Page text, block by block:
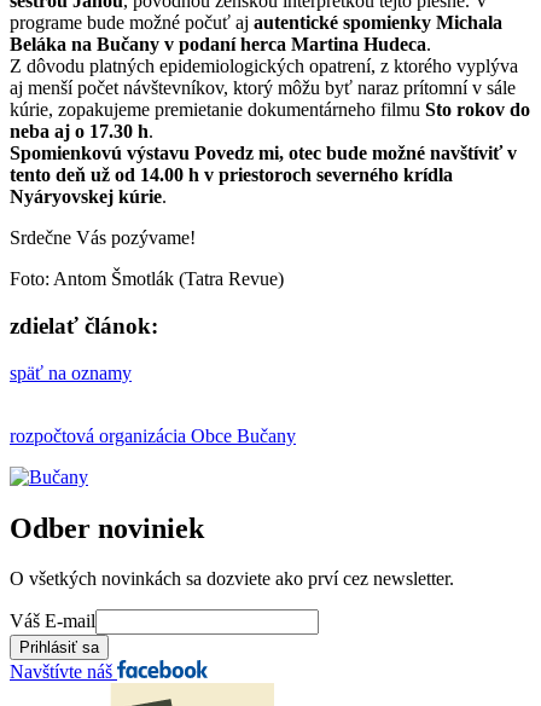
programe bude možné počuť aj autentické spomienky Michala
Beláka na Bučany v podaní herca Martina Hudeca.
Z dôvodu platných epidemiologických opatrení, z ktorého vyplýva
aj menší počet návštevníkov, ktorý môžu byť naraz prítomní v sále
kúrie, zopakujeme premietanie dokumentárneho filmu Sto rokov do
neba aj o 17.30 h.
Spomienkovú výstavu Povedz mi, otec bude možné navštíviť v
tento deň už od 14.00 h v priestoroch severného krídla
Nyáryovskej kúrie.
Srdečne Vás pozývame!
Foto: Antom Šmotlák (Tatra Revue)
zdielať článok:
späť na oznamy
rozpočtová organizácia Obce Bučany
Odber noviniek
O všetkých novinkách sa dozviete ako prví cez newsletter.
Váš E-mail
Navštívte náš